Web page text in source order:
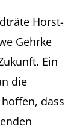
Horst-
Gehrke
Ein
die
dass